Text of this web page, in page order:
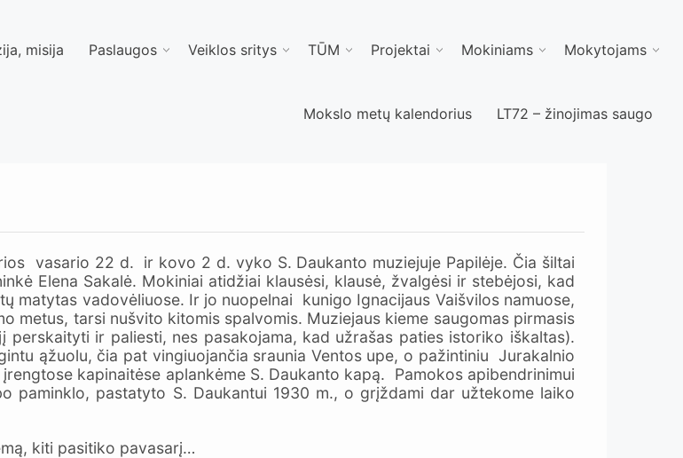
misija Paslaugos Veiklos sritys TŪM Projektai Mokiniams Mokytojams
Mokslo metų kalendorius LT72 – žinojimas saugo
vasario 22 d. ir kovo 2 d. vyko S. Daukanto muziejuje Papilėje. Čia šiltai
Elena Sakalė. Mokiniai atidžiai klausėsi, klausė, žvalgėsi ir stebėjosi, kad
matytas vadovėliuose. Ir jo nuopelnai kunigo Ignacijaus Vaišvilos namuose,
metus, tarsi nušvito kitomis spalvomis. Muziejaus kieme saugomas pirmasis
ir paliesti, nes pasakojama, kad užrašas paties istoriko iškaltas).
ąžuolu, čia pat vingiuojančia sraunia Ventos upe, o pažintiniu Jurakalnio
kapinaitėse aplankėme S. Daukanto kapą. Pamokos apibendrinimui
paminklo, pastatyto S. Daukantui 1930 m., o grįždami dar užtekome laiko
kiti pasitiko pavasarį…